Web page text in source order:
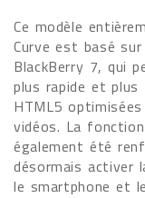
Ce modèle
Curve est basé
BlackBerry 7, qui
plus rapide et plus
HTML5
vidéos. La
également été
désormais activer
le smartphone et